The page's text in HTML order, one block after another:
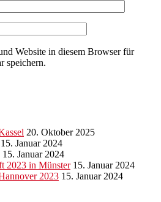
Website in diesem Browser für
speichern.
20. Oktober 2025
15. Januar 2024
15. Januar 2024
2023 in Münster 15. Januar 2024
2023 15. Januar 2024